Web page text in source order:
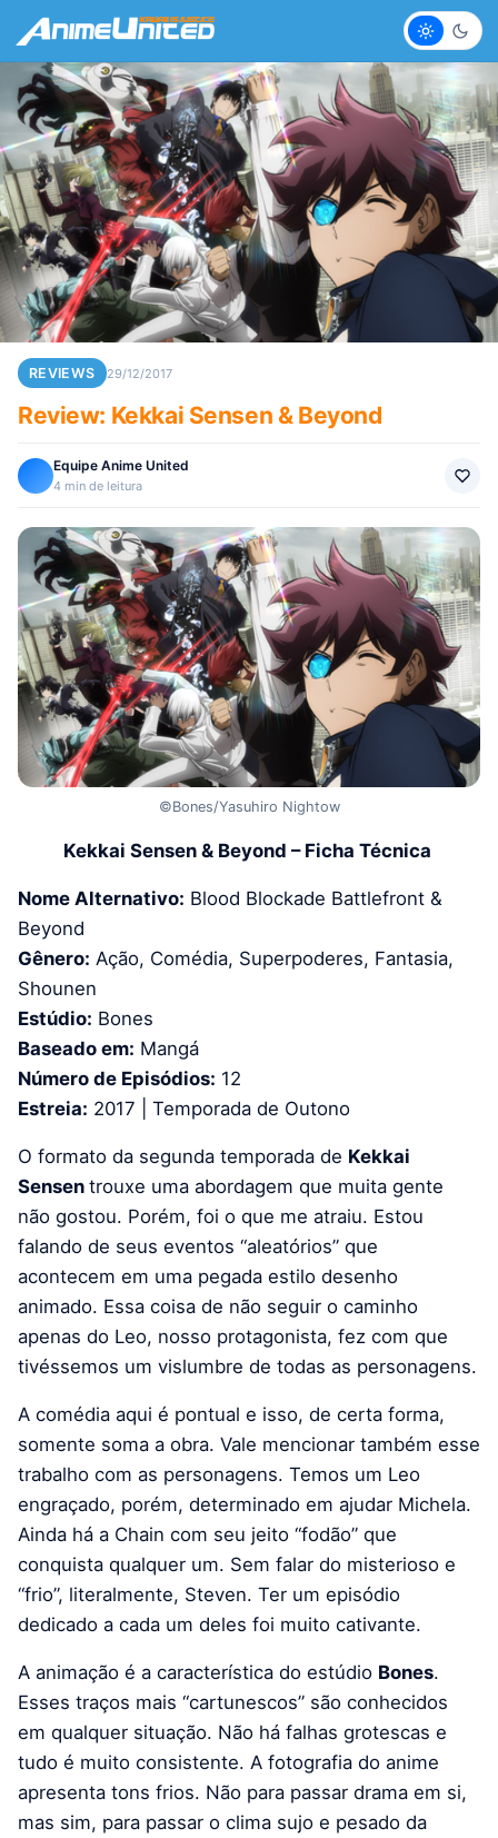
Claro
REVIEWS 29/12/2017
Review: Kekkai Sensen & Beyond
Equipe Anime United
4 min de leitura
©Bones/Yasuhiro Nightow
Kekkai Sensen & Beyond – Ficha Técnica
Nome Alternativo: Blood Blockade Battlefront &
Beyond
Gênero: Ação, Comédia, Superpoderes, Fantasia,
Shounen
Estúdio: Bones
Baseado em: Mangá
Número de Episódios: 12
Estreia: 2017 | Temporada de Outono
O formato da segunda temporada de Kekkai
Sensen trouxe uma abordagem que muita gente
não gostou. Porém, foi o que me atraiu. Estou
falando de seus eventos “aleatórios” que
acontecem em uma pegada estilo desenho
animado. Essa coisa de não seguir o caminho
apenas do Leo, nosso protagonista, fez com que
tivéssemos um vislumbre de todas as personagens.
A comédia aqui é pontual e isso, de certa forma,
somente soma a obra. Vale mencionar também esse
trabalho com as personagens. Temos um Leo
engraçado, porém, determinado em ajudar Michela.
Ainda há a Chain com seu jeito “fodão” que
conquista qualquer um. Sem falar do misterioso e
“frio”, literalmente, Steven. Ter um episódio
dedicado a cada um deles foi muito cativante.
A animação é a característica do estúdio Bones.
Esses traços mais “cartunescos” são conhecidos
em qualquer situação. Não há falhas grotescas e
tudo é muito consistente. A fotografia do anime
apresenta tons frios. Não para passar drama em si,
mas sim, para passar o clima sujo e pesado da